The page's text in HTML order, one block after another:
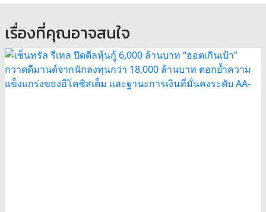
เรื่องที่คุณอาจสนใจ